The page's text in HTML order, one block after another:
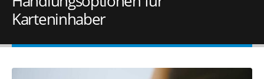
Karteninhaber